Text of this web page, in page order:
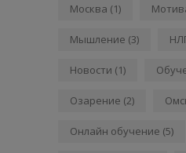
Москва (1)
Мышление (3)
Новости (1)
Озарение (2)
Онлайн обучение (5)